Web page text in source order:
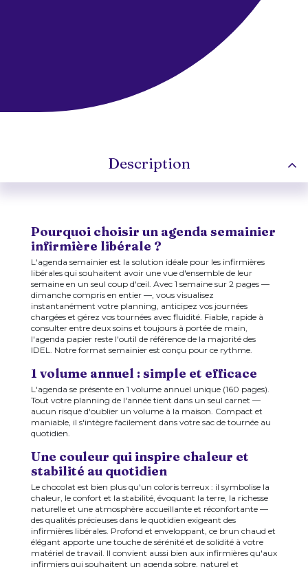
Description
Pourquoi choisir un agenda semainier
infirmière libérale ?
L'agenda semainier est la solution idéale pour les infirmières
libérales qui souhaitent avoir une vue d'ensemble de leur
semaine en un seul coup d'œil. Avec 1 semaine sur 2 pages —
dimanche compris en entier —, vous visualisez
instantanément votre planning, anticipez vos journées
chargées et gérez vos tournées avec fluidité. Fiable, rapide à
consulter entre deux soins et toujours à portée de main,
l'agenda papier reste l'outil de référence de la majorité des
IDEL. Notre format semainier est conçu pour ce rythme.
1 volume annuel : simple et efficace
L'agenda se présente en 1 volume annuel unique (160 pages).
Tout votre planning de l'année tient dans un seul carnet —
aucun risque d'oublier un volume à la maison. Compact et
maniable, il s'intègre facilement dans votre sac de tournée au
quotidien.
Une couleur qui inspire chaleur et
stabilité au quotidien
Le chocolat est bien plus qu'un coloris terreux : il symbolise la
chaleur, le confort et la stabilité, évoquant la terre, la richesse
naturelle et une atmosphère accueillante et réconfortante —
des qualités précieuses dans le quotidien exigeant des
infirmières libérales. Profond et enveloppant, ce brun chaud et
élégant apporte une touche de sérénité et de solidité à votre
matériel de travail. Il convient aussi bien aux infirmières qu'aux
infirmiers qui souhaitent un agenda sobre, naturel et